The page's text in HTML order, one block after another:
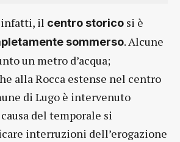
infatti, il centro storico si è
sommerso. Alcune
un metro d’acqua;
alla Rocca estense nel centro
di Lugo è intervenuto
del temporale si
interruzioni dell’erogazione